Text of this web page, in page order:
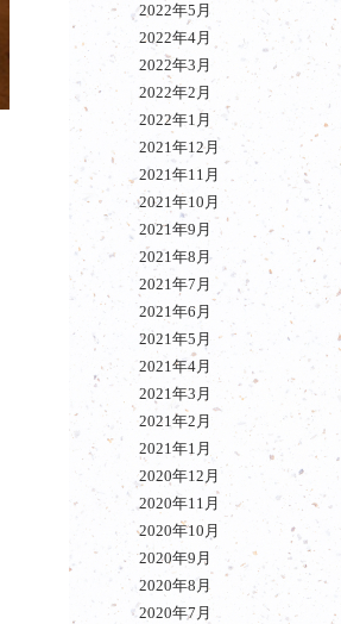
2022年5月
2022年4月
2022年3月
2022年2月
2022年1月
2021年12月
2021年11月
2021年10月
2021年9月
2021年8月
2021年7月
2021年6月
2021年5月
2021年4月
2021年3月
2021年2月
2021年1月
2020年12月
2020年11月
2020年10月
2020年9月
2020年8月
2020年7月